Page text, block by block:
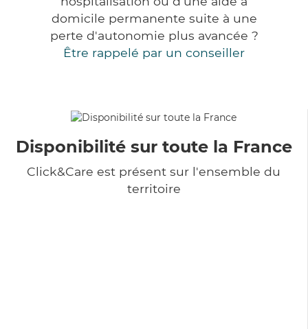
domicile permanente suite à une
perte d'autonomie plus avancée ?
Être rappelé par un conseiller
Disponibilité sur toute la France
Click&Care est présent sur l'ensemble du
territoire